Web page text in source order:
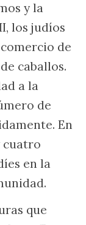
y la
los judíos
de
caballos.
a la
de
En
cuatro
en la
que